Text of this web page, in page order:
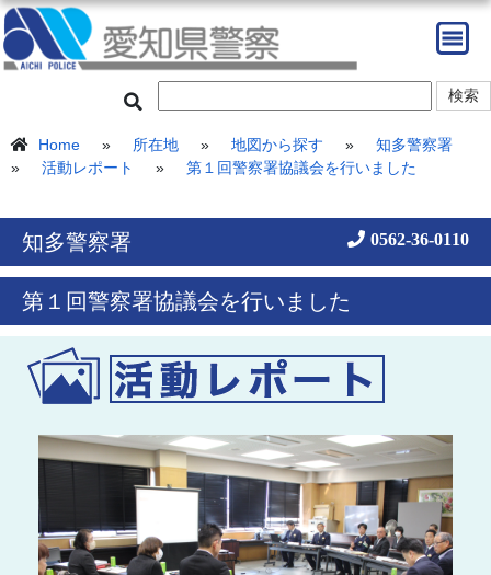
Home » 所在地 » 地図から探す »
知多警察署
»
活動レポート » 第１回警察署協議会を行いました
知多警察署 0562-36-0110
第１回警察署協議会を行いました